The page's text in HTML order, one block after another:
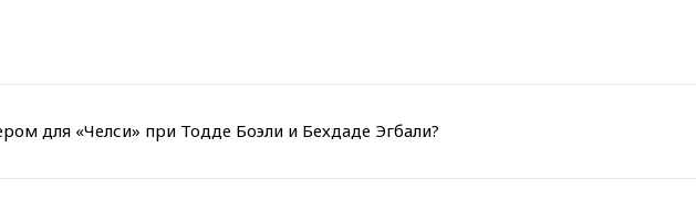
для «Челси» при Тодде Боэли и Бехдаде Эгбали?